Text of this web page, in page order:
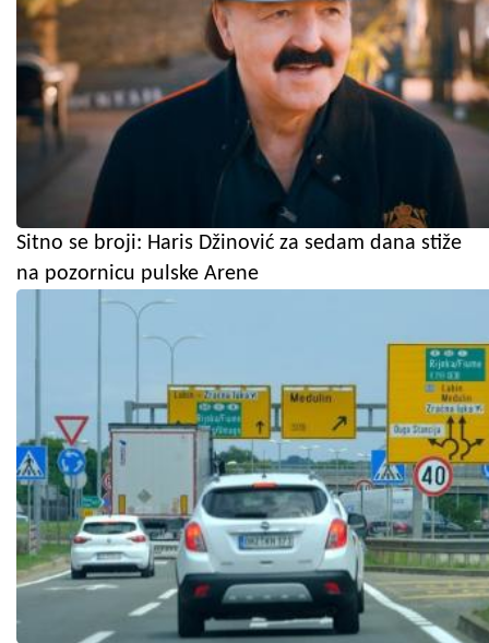
Sitno se broji: Haris Džinović za sedam dana stiže
na pozornicu pulske Arene